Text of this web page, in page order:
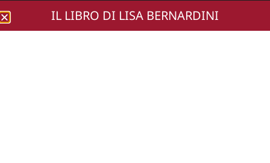
Lisa Bernardini
IL LIBRO DI LISA BERNARDINI